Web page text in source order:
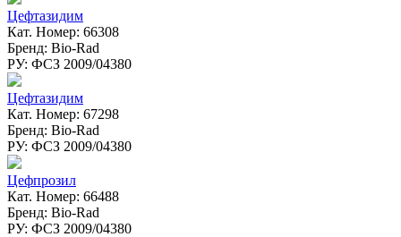
Цефтазидим
Кат. Номер: 66308
Бренд: Bio-Rad
РУ: ФСЗ 2009/04380
Цефтазидим
Кат. Номер: 67298
Бренд: Bio-Rad
РУ: ФСЗ 2009/04380
Цефпрозил
Кат. Номер: 66488
Бренд: Bio-Rad
РУ: ФСЗ 2009/04380